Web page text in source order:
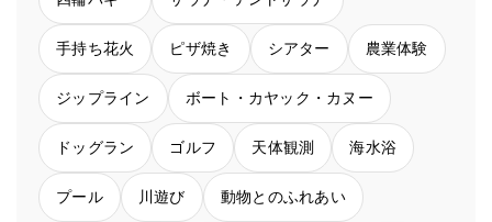
手持ち花火 ピザ焼き シアター 農業体験
ジップライン ボート・カヤック・カヌー
ドッグラン ゴルフ 天体観測 海水浴
プール 川遊び 動物とのふれあい